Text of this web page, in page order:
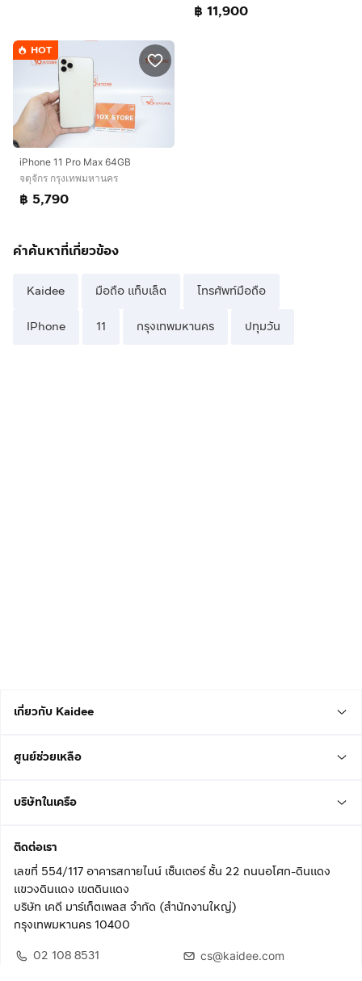
฿ 11,900
HOT
iPhone 11 Pro Max 64GB
จตุจักร กรุงเทพมหานคร
฿ 5,790
คำค้นหาที่เกี่ยวข้อง
Kaidee มือถือ แท็บเล็ต โทรศัพท์มือถือ
IPhone 11 กรุงเทพมหานคร ปทุมวัน
เกี่ยวกับ Kaidee
ศูนย์ช่วยเหลือ
บริษัทในเครือ
ติดต่อเรา
เลขที่ 554/117 อาคารสกายไนน์ เซ็นเตอร์ ชั้น 22 ถนนอโศก-ดินแดง
แขวงดินแดง เขตดินแดง
บริษัท เคดี มาร์เก็ตเพลส จำกัด (สำนักงานใหญ่)
กรุงเทพมหานคร 10400
02 108 8531
cs@kaidee.com